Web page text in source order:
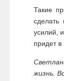
Такие
усилий,
придет в
жизнь.